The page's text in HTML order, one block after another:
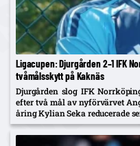
Ligacupen: Djurgården 2–1 IFK
tvåmålsskytt på Kaknäs
Djurgården slog IFK
efter två mål av nyförvärvet
åring Kylian Seka reducerade